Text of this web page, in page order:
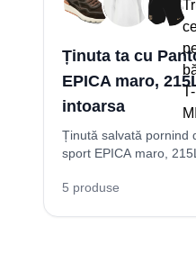
Ținuta ta cu
EPICA maro,
intoarsa
Ținută salvată pornind
sport EPICA maro,
5 produse